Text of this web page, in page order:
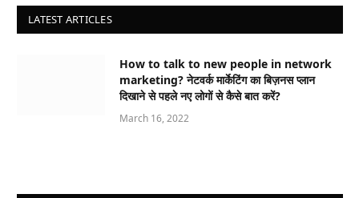
LATEST ARTICLES
How to talk to new people in network
marketing? नेटवर्क मार्केटिंग का बिज़नस प्लान
दिखाने से पहले नए लोगों से कैसे बात करें?
March 16, 2022